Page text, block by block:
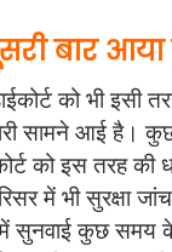
बार
को भी इसी
सामने आई है।
को इस तरह की
में भी सुरक्षा
सुनवाई कुछ समय